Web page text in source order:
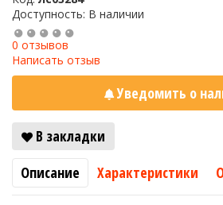
Доступность: В наличии
0 отзывов
Написать отзыв
Уведомить о
В закладки
Описание
Характеристики